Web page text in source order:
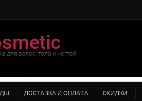
для волос, тела и ногтей
ДОСТАВКА И ОПЛАТА СКИДКИ